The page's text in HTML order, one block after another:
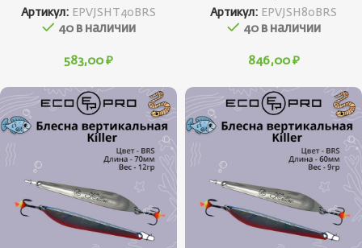
Артикул: EPVJSHT40BRS
40 в наличии
583,00 ₽
Артикул: EPVJSH80BRS
40 в наличии
846,00 ₽